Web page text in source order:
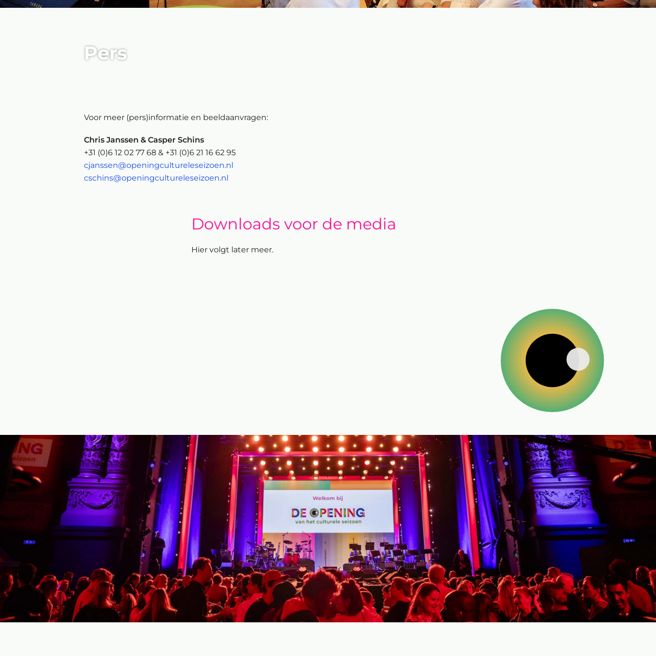
Pers
Voor meer (pers)informatie en beeldaanvragen:
Chris Janssen & Casper Schins
+31 (0)6 12 02 77 68 & +31 (0)6 21 16 62 95
cjanssen@openingcultureleseizoen.nl
cschins@openingcultureleseizoen.nl
Downloads voor de media
Hier volgt later meer.